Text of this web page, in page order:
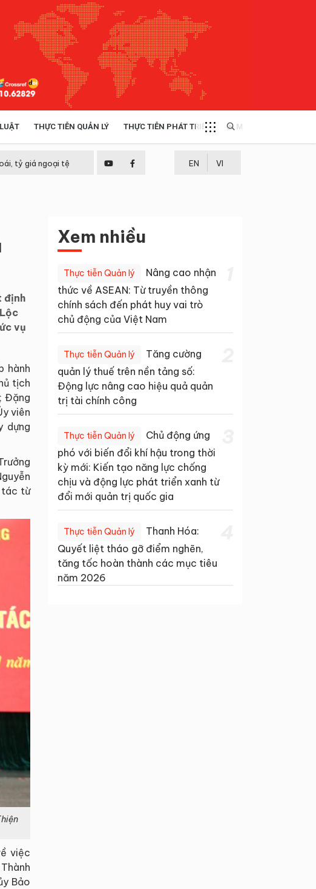
THỰC TIỄN QUẢN LÝ THỰC TIỄN PHÁT TRIỂN MULTIMEDIA
tỷ giá ngoại tệ EN VI
định
vụ
hành
tịch
Đặng
viên
dựng
tác từ
việc
Bảo
Xem nhiều
Thực tiễn Quản lý
Nâng cao nhận
thức về ASEAN: Từ truyền thông
chính sách đến phát huy vai trò
chủ động của Việt Nam
Thực tiễn Quản lý
Tăng cường
quản lý thuế trên nền tảng số:
Động lực nâng cao hiệu quả quản
trị tài chính công
Thực tiễn Quản lý
Chủ động ứng
phó với biến đổi khí hậu trong thời
kỳ mới: Kiến tạo năng lực chống
chịu và động lực phát triển xanh từ
đổi mới quản trị quốc gia
Thực tiễn Quản lý
Thanh Hóa:
Quyết liệt tháo gỡ điểm nghẽn,
tăng tốc hoàn thành các mục tiêu
năm 2026